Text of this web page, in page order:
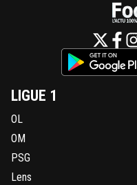
LIGUE 1
OL
OM
PSG
Lens